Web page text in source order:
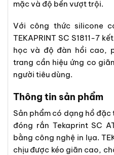
mặc và độ bền vượt trội.
Với công thức silicone
TEKAPRINT SC S1811-7
học và độ đàn hồi cao,
trang cần hiệu ứng co
người tiêu dùng.
Thông tin sản phẩm
Sản phẩm có dạng hồ
đóng rắn Tekaprint SC
bằng công nghệ in lụa.
chịu được kéo giãn cao,